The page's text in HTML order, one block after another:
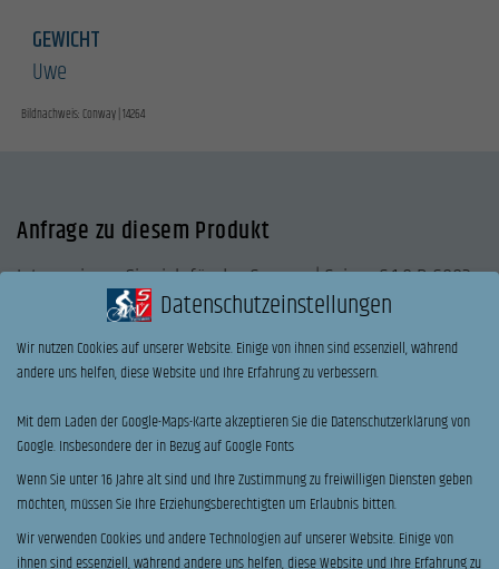
GEWICHT
Uwe
Bildnachweis: Conway | 14264
Anfrage zu diesem Produkt
Interessieren Sie sich für das Conway | Cairon C 1.0 B 600?
Dann senden Sie bitte uns eine Anfrage über das folgende
Formular.
Oder rufen uns direkt an.
ANRUF
Name*
Vorname Nachname
Datenschutzeinstellungen
Wir nutzen Cookies auf unserer Website. Einige von ihnen sind essenziell, während
andere uns helfen, diese Website und Ihre Erfahrung zu verbessern.
Mit dem Laden der Google-Maps-Karte akzeptieren Sie die Datenschutzerklärung von
Google. Insbesondere der in Bezug auf Google Fonts
Wenn Sie unter 16 Jahre alt sind und Ihre Zustimmung zu freiwilligen Diensten geben
möchten, müssen Sie Ihre Erziehungsberechtigten um Erlaubnis bitten.
Wir verwenden Cookies und andere Technologien auf unserer Website. Einige von
ihnen sind essenziell, während andere uns helfen, diese Website und Ihre Erfahrung zu